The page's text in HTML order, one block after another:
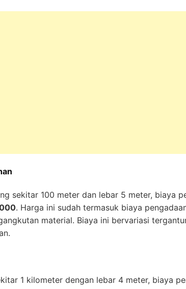
sekitar 100 meter dan lebar 5 meter, biaya
. Harga ini sudah termasuk biaya
material. Biaya ini bervariasi
1 kilometer dengan lebar 4 meter, biaya